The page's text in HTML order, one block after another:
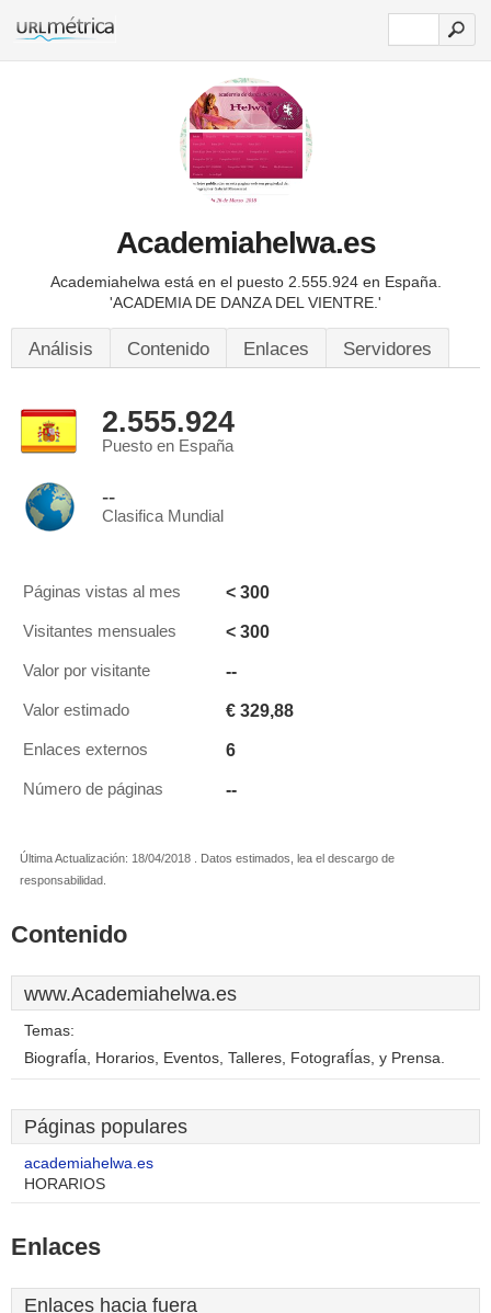
Academiahelwa.es
Academiahelwa está en el puesto 2.555.924 en España.
'ACADEMIA DE DANZA DEL VIENTRE.'
Análisis Contenido Enlaces Servidores
2.555.924
Puesto en España
--
Clasifica Mundial
Páginas vistas al mes < 300
Visitantes mensuales < 300
Valor por visitante --
Valor estimado € 329,88
Enlaces externos 6
Número de páginas --
Última Actualización: 18/04/2018 . Datos estimados, lea el descargo de
responsabilidad.
Contenido
www.Academiahelwa.es
Temas:
BiografÍa, Horarios, Eventos, Talleres, FotografÍas, y Prensa.
Páginas populares
academiahelwa.es
HORARIOS
Enlaces
Enlaces hacia fuera